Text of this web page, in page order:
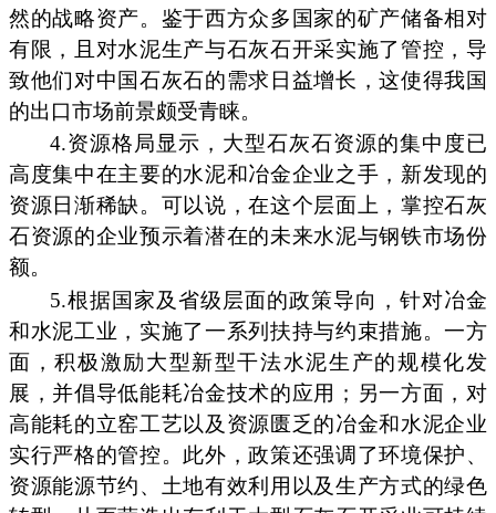
然的战略资产。鉴于西方众多国家的矿产储备相对
有限，且对水泥生产与石灰石开采实施了管控，导
致他们对中国石灰石的需求日益增长，这使得我国
的出口市场前景颇受青睐。
4.资源格局显示，大型石灰石资源的集中度已
高度集中在主要的水泥和冶金企业之手，新发现的
资源日渐稀缺。可以说，在这个层面上，掌控石灰
石资源的企业预示着潜在的未来水泥与钢铁市场份
额。
5.根据国家及省级层面的政策导向，针对冶金
和水泥工业，实施了一系列扶持与约束措施。一方
面，积极激励大型新型干法水泥生产的规模化发
展，并倡导低能耗冶金技术的应用；另一方面，对
高能耗的立窑工艺以及资源匮乏的冶金和水泥企业
实行严格的管控。此外，政策还强调了环境保护、
资源能源节约、土地有效利用以及生产方式的绿色